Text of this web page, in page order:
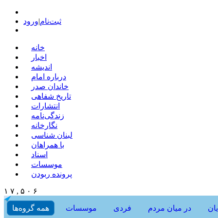
ثبت‌نام|ورود
خانه
اخبار
اندیشه
درباره امام
خاندان صدر
تاریخ شفاهی
انتشارات
زندگی‌نامه
نگارخانه
لبنان شناسی
با همراهان
اسناد
موسسات
پرونده ربودن
۱ ۷ , ۵ ۰ ۶
همه گروه‌ها موسسات فردی در میان مردم